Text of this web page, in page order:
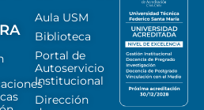
Aula USM
Biblioteca
Portal de
Autoservicio
Institucional
Dirección